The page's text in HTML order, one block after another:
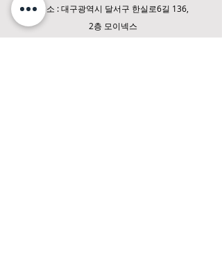
주소 : 대구광역시 달서구 한실로6길 136,
2층 모이넥스